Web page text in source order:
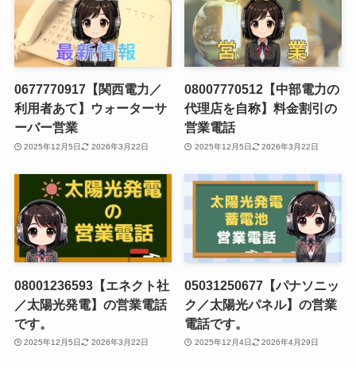
0677770917【関西電力／
利用者あて】ウォーターサ
ーバー営業
2025年12月5日 2026年3月22日
08007770512【中部電力の
代理店を自称】料金割引の
営業電話
2025年12月5日 2026年3月22日
08001236593【エネクト社
／太陽光発電】の営業電話
です。
2025年12月5日 2026年3月22日
05031250677【パナソニッ
ク／太陽光パネル】の営業
電話です。
2025年12月4日 2026年4月29日